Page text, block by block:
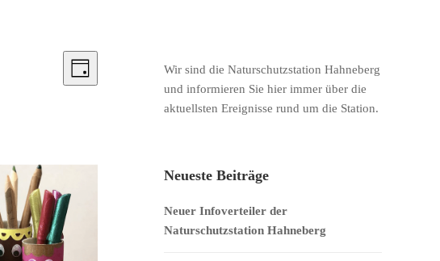
Views
Navigation
Event
Views
Navigation
Tag
Wir sind die Naturschutzstation Hahneberg
und informieren Sie hier immer über die
aktuellsten Ereignisse rund um die Station.
Neueste Beiträge
Neuer Infoverteiler der
Naturschutzstation Hahneberg